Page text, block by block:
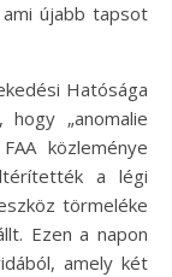
újabb tapsot
Hatósága
„anomalie
közleménye
a légi
törmeléke
Ezen a napon
amely két